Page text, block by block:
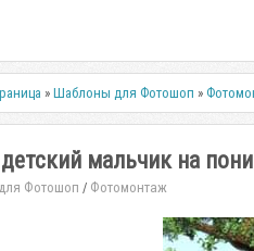
»Шаблоны для Фотошоп »
мальчик на пони
Фотошоп / Фотомонтаж